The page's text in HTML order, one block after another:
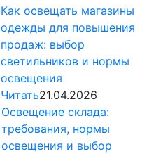
Как освещать магазины
одежды для повышения
продаж: выбор
светильников и нормы
освещения
Читать21.04.2026
Освещение склада:
требования, нормы
освещения и выбор